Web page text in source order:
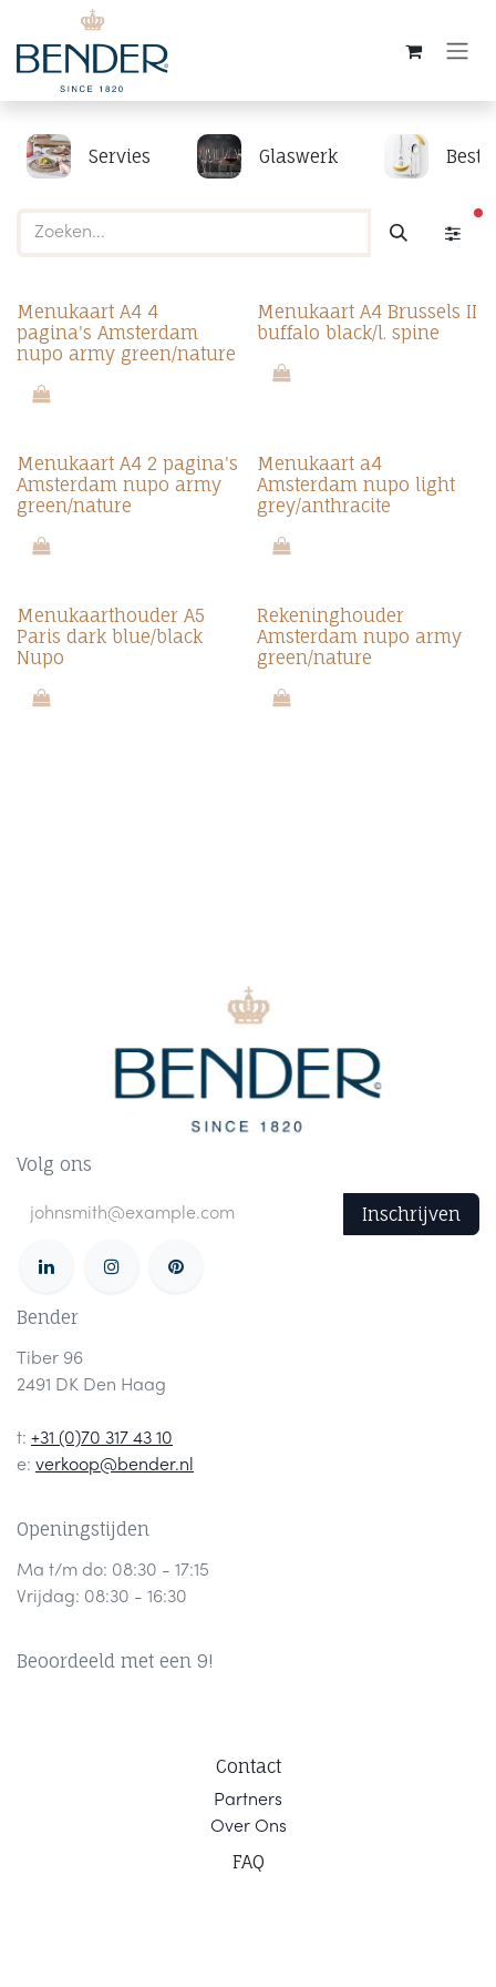
Overslaan naar inhoud
Servies Glaswerk
Menukaart A4 4
pagina's Amsterdam
nupo army green/nature
Menukaart A4 Brussels II
buffalo black/l. spine
Menukaart A4 2 pagina's
Amsterdam nupo army
green/nature
Menukaart a4
Amsterdam nupo light
grey/anthracite
Menukaart­houder A5
Paris dark blue/black
Nupo
Rekeninghouder
Amsterdam nupo army
green/nature
Volg ons
Inschrijven
Bender
Tiber 96
2491 DK Den Haag
t: +31 (0)70 317 43 10
e: verkoop@bender.nl
Openingstijden
Ma t/m do: 08:30 - 17:15
Vrijdag: 08:30 - 16:30
Beoordeeld met een 9!
Contact
Partners
Over Ons
FAQ